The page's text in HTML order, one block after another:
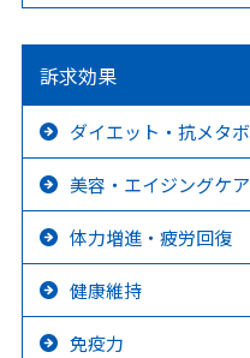
訴求効果
ダイエット・抗メタボ
美容・エイジングケア
体力増進・疲労回復
健康維持
免疫力